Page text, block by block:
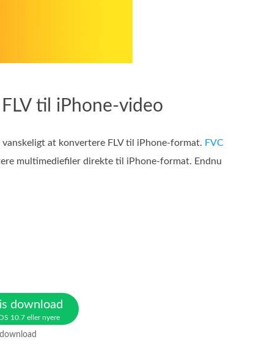
til iPhone-video
at konvertere FLV til iPhone-format. FVC
multimediefiler direkte til iPhone-format. Endnu
download
10.7 eller nyere